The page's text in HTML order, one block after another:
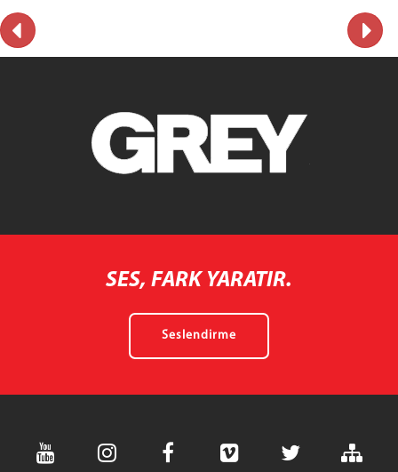
SES, FARK YARATIR.
Seslendirme